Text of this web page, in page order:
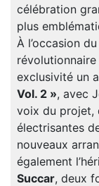
célébration
plus
À l’occasion
exclusivité un
Vol. 2 », avec
voix du projet,
électrisantes
nouveaux
également
Succar, deux